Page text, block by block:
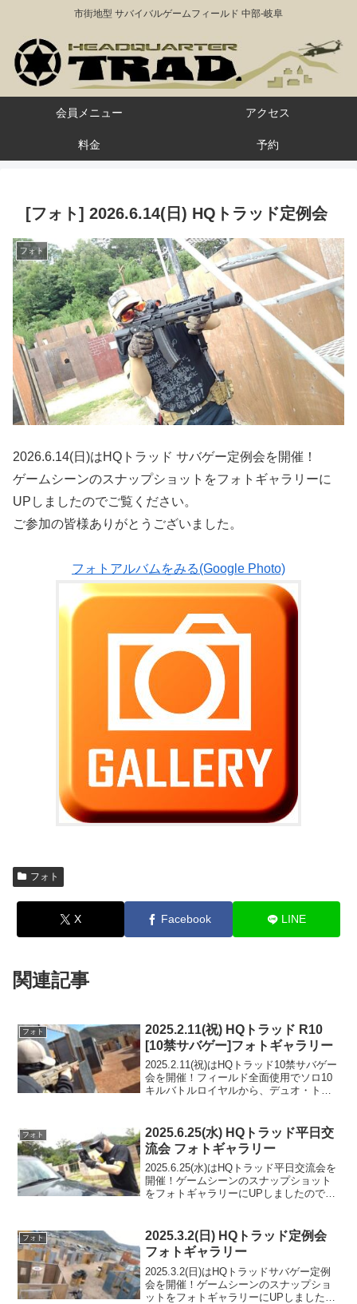
市街地型 サバイバルゲームフィールド 中部-岐阜
会員メニュー アクセス
料金 予約
[フォト] 2026.6.14(日) HQトラッド定例会
フォト
2026.6.14(日)はHQトラッド サバゲー定例会を開催！
ゲームシーンのスナップショットをフォトギャラリーに
UPしましたのでご覧ください。
ご参加の皆様ありがとうございました。
フォトアルバムをみる(Google Photo)
フォト
X Facebook LINE
関連記事
フォト
2025.2.11(祝) HQトラッド R10
[10禁サバゲー]フォトギャラリー
2025.2.11(祝)はHQトラッド10禁サバゲー
会を開催！フィールド全面使用でソロ10
キルバトルロイヤルから、デュオ・トリ
ク式の殲滅戦、R10リボルバー戦も大盛
り...
フォト
2025.6.25(水) HQトラッド平日交
流会 フォトギャラリー
2025.6.25(水)はHQトラッド平日交流会を
開催！ゲームシーンのスナップショット
をフォトギャラリーにUPしましたのでご
(Google Photo)
フォト
2025.3.2(日) HQトラッド定例会
フォトギャラリー
2025.3.2(日)はHQトラッドサバゲー定例
会を開催！ゲームシーンのスナップショ
ットをフォトギャラリーにUPしましたの